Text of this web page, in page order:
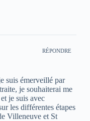
RÉPONDRE
suis émerveillé par
je souhaiterai me
je suis avec
les différentes étapes
Villeneuve et St